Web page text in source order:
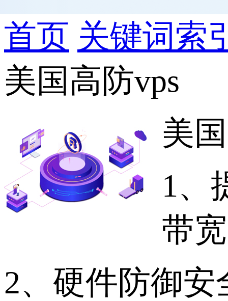
首页 关键词索
美国高防vps
美
1、
带
2、硬件防御